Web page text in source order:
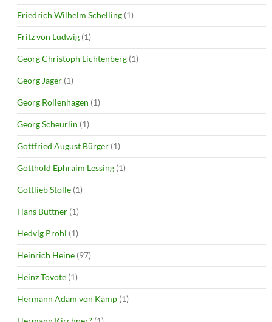
Friedrich Wilhelm Schelling (1)
Fritz von Ludwig (1)
Georg Christoph Lichtenberg (1)
Georg Jäger (1)
Georg Rollenhagen (1)
Georg Scheurlin (1)
Gottfried August Bürger (1)
Gotthold Ephraim Lessing (1)
Gottlieb Stolle (1)
Hans Büttner (1)
Hedvig Prohl (1)
Heinrich Heine (97)
Heinz Tovote (1)
Hermann Adam von Kamp (1)